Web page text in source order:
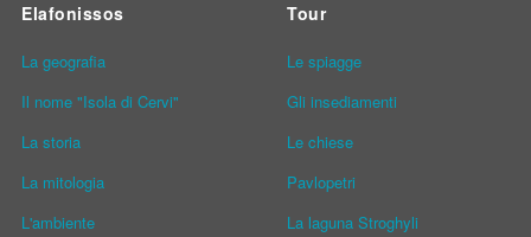
Elafonissos
La geografia
Il nome "Isola di Cervi"
La storia
La mitologia
L'ambiente
Tour
Le spiagge
Gli insediamenti
Le chiese
Pavlopetri
La laguna Stroghyli